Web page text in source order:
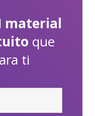
material
que
ti